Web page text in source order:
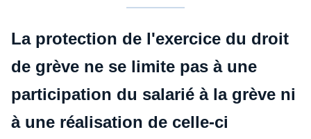
La protection de l'exercice du droit
de grève ne se limite pas à une
participation du salarié à la grève ni
à une réalisation de celle-ci